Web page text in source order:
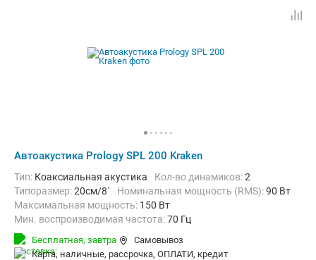
Автоакустика Prology SPL 200 Kraken
тип: Коаксиальная акустика Кол-во динамиков:2
Типоразмер:20см/8` Номинальная мощность (RMS):90 Вт
Максимальная мощность: 150 Вт
Мин. воспроизводимая частота:70 Гц
Макс. воспроизводимая частота:
Бесплатная, завтра
Самовывоз
карта, наличные, рассрочка, ОПЛАТИ, кредит